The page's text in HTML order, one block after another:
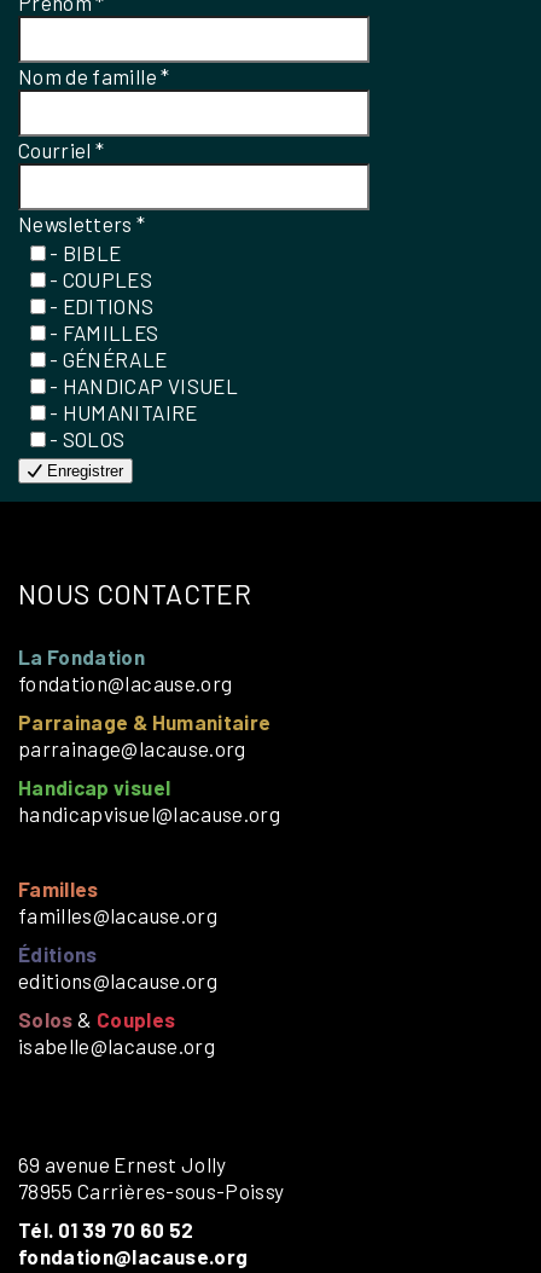
Nom de famille*
Courriel*
Newsletters*
- BIBLE
- COUPLES
- EDITIONS
- FAMILLES
- GÉNÉRALE
- HANDICAP VISUEL
- HUMANITAIRE
- SOLOS
Enregistrer
NOUS CONTACTER
La Fondation
fondation@lacause.org
Parrainage & Humanitaire
parrainage@lacause.org
Handicap visuel
handicapvisuel@lacause.org
Familles
familles@lacause.org
Éditions
editions@lacause.org
Solos & Couples
isabelle@lacause.org
69 avenue Ernest Jolly
78955 Carrières-sous-Poissy
Tél. 01 39 70 60 52
fondation@lacause.org